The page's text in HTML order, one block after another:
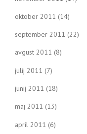
oktober 2011 (14)
september 2011 (22)
avgust 2011 (8)
julij 2011 (7)
junij 2011 (18)
maj 2011 (13)
april 2011 (6)